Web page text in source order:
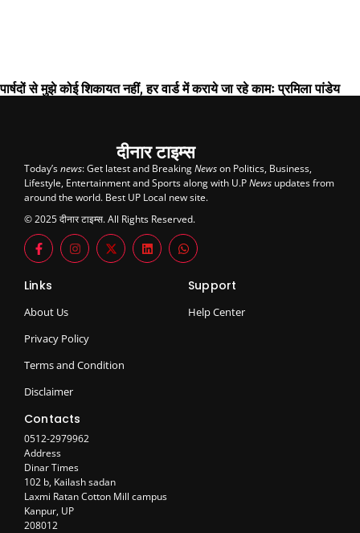
पार्षदों से मुझे कोई शिकायत नहीं, हर वार्ड में कराये जा रहे कामः प्रमिला पांडेय
दीनार टाइम्स
Today’snews: Get latest and BreakingNewson Politics, Business,
Lifestyle, Entertainment and Sports along with U.PNews updates from
around the world. Best UP Local new site.
© 2025 दीनार टाइम्स. All Rights Reserved.
Links
About Us
Privacy Policy
Terms and Condition
Disclaimer
Support
Help Center
Contacts
0512-2979962
Address
Dinar Times
102 b, Kailash sadan
Laxmi Ratan Cotton Mill campus
Kanpur, UP
208012